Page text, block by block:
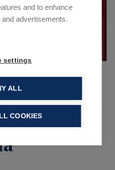
and to enhance
advertisements.
settings
ALL
COOKIES
on air con